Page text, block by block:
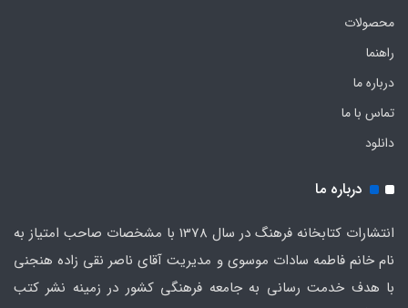
محصولات
راهنما
درباره ما
تماس با ما
دانلود
درباره ما
انتشارات کتابخانه فرهنگ در سال 1378 با مشخصات صاحب امتیاز به
نام خانم فاطمه سادات موسوی و مدیریت آقای ناصر نقی زاده هنجنی
با هدف خدمت رسانی به جامعه فرهنگی کشور در زمینه نشر کتب